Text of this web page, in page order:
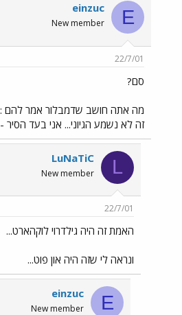
E
einzuc
New member
22/7/01
סם?
מה אתה חושב שדמבלור אמר להם :
זה לא נשמע הגיוני... אני בעד הסיר
L
LuNaTiC
New member
22/7/01
האמת זה היה גילדרוי לוקהארט...
ונראה לי שזה היה און פוט...
E
einzuc
New member